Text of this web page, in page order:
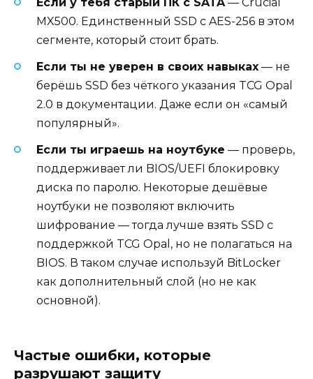
MX500. Единственный SSD с AES-256 в этом
сегменте, который стоит брать.
Если ты не уверен в своих навыках — не
берёшь SSD без чёткого указания TCG Opal
2.0 в документации. Даже если он «самый
популярный».
Если ты играешь на ноутбуке — проверь,
поддерживает ли BIOS/UEFI блокировку
диска по паролю. Некоторые дешёвые
ноутбуки не позволяют включить
шифрование — тогда лучше взять SSD с
поддержкой TCG Opal, но не полагаться на
BIOS. В таком случае используй BitLocker
как дополнительный слой (но не как
основной).
Частые ошибки, которые
разрушают защиту